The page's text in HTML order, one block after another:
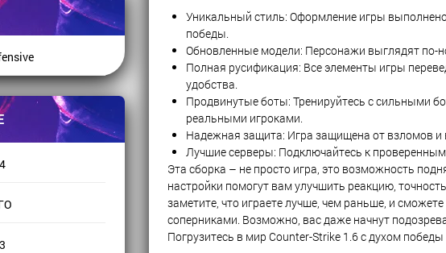
Уникальный стиль: Оформление игры
победы.
Обновленные модели: Персонажи выглядят по-
Полная русификация: Все элементы игры
удобства.
Продвинутые боты: Тренируйтесь с сильными
реальными игроками.
Надежная защита: Игра защищена от взломов и
Лучшие серверы: Подключайтесь к
Эта сборка – не просто игра, это возможность
настройки помогут вам улучшить реакцию,
заметите, что играете лучше, чем раньше, и
соперниками. Возможно, вас даже начнут
Погрузитесь в мир Counter-Strike 1.6 с духом